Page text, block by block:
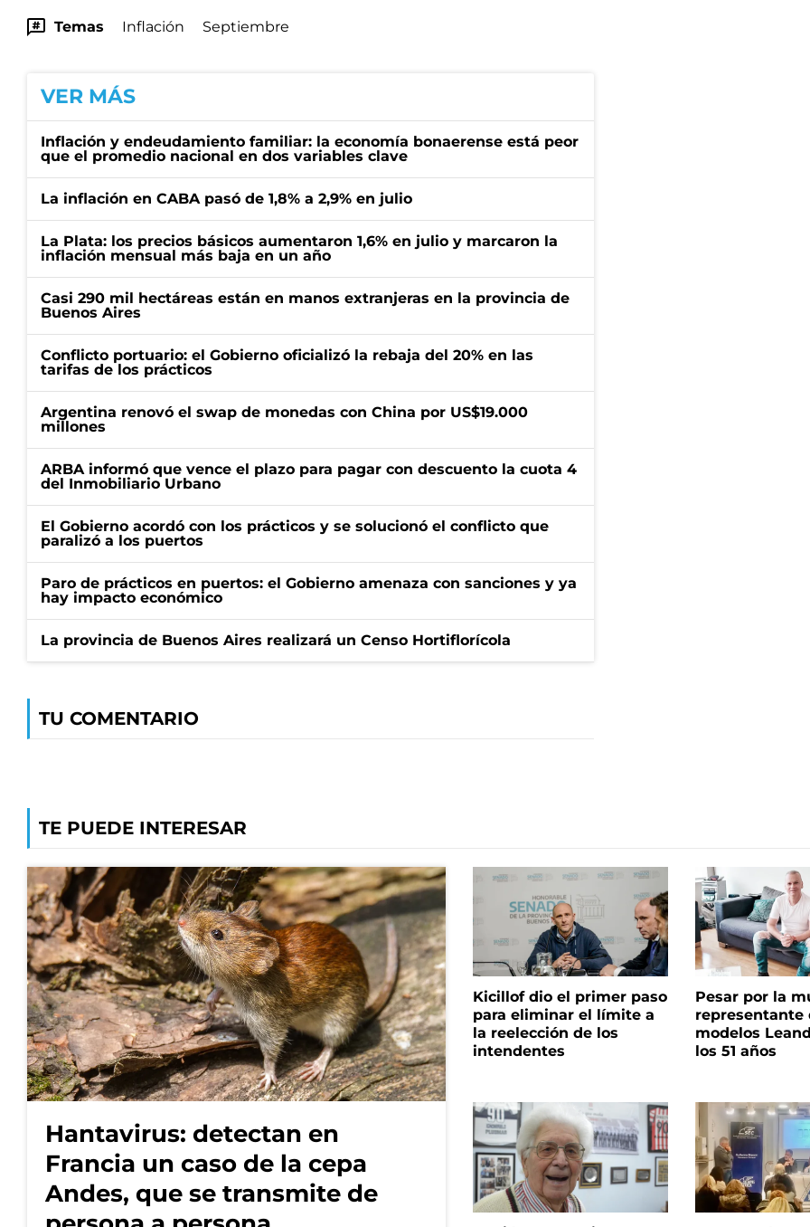
Temas Inflación Septiembre
VER MÁS
Inflación y endeudamiento familiar: la economía bonaerense está peor
que el promedio nacional en dos variables clave
La inflación en CABA pasó de 1,8% a 2,9% en julio
La Plata: los precios básicos aumentaron 1,6% en julio y marcaron la
inflación mensual más baja en un año
Casi 290 mil hectáreas están en manos extranjeras en la provincia de
Buenos Aires
Conflicto portuario: el Gobierno oficializó la rebaja del 20% en las
tarifas de los prácticos
Argentina renovó el swap de monedas con China por US$19.000
millones
ARBA informó que vence el plazo para pagar con descuento la cuota 4
del Inmobiliario Urbano
El Gobierno acordó con los prácticos y se solucionó el conflicto que
paralizó a los puertos
Paro de prácticos en puertos: el Gobierno amenaza con sanciones y ya
hay impacto económico
La provincia de Buenos Aires realizará un Censo Hortiflorícola
TU COMENTARIO
TE PUEDE INTERESAR
Hantavirus: detectan en
Francia un caso de la cepa
Andes, que se transmite de
Kicillof dio el primer paso
para eliminar el límite a
la reelección de los
intendentes
Pesar por la
representante
modelos
los 51 años